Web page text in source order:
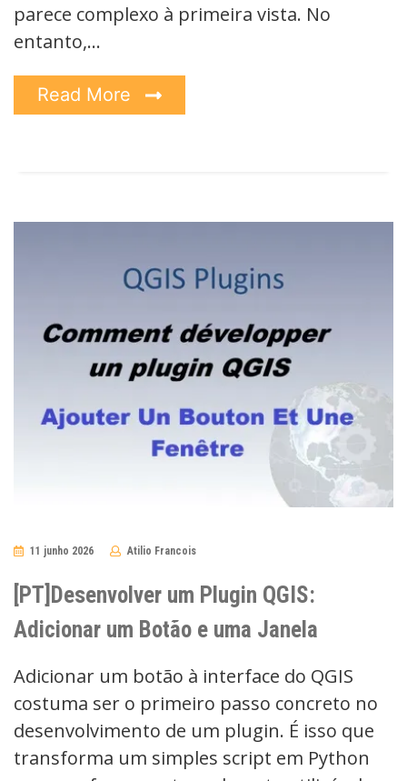
parece complexo à primeira vista. No
entanto,…
Read More
11 junho 2026 Atilio Francois
[PT]Desenvolver um Plugin QGIS:
Adicionar um Botão e uma Janela
Adicionar um botão à interface do QGIS
costuma ser o primeiro passo concreto no
desenvolvimento de um plugin. É isso que
transforma um simples script em Python